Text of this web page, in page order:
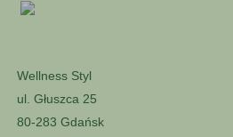
Wellness Styl
ul. Głuszca 25
80-283 Gdańsk